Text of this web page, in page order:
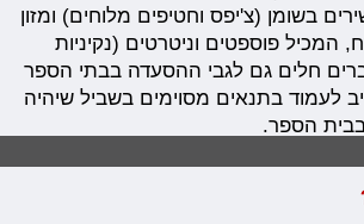
בשומן (צ'יפס וחטיפים מלוחים) ומזון
המכיל פוספטים וניטרטים (נקיניות
חלים גם לגבי ההסעדה בבתי הספר
לעמוד בתנאים מסוימים בשביל שיהיה
הספר.